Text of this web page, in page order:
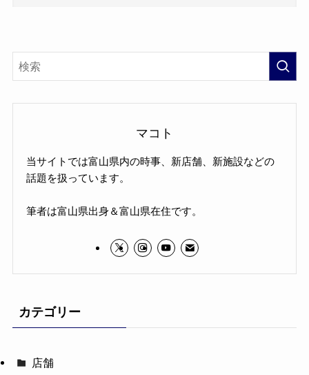
マコト
当サイトでは富山県内の時事、新店舗、新施設などの
話題を扱っています。
筆者は富山県出身＆富山県在住です。
カテゴリー
店舗